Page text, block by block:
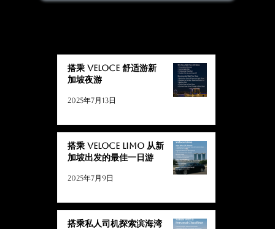
搭乘 Veloce 舒适游新
加坡夜游
2025年7月13日
搭乘 Veloce Limo 从新
加坡出发的最佳一日游
2025年7月9日
搭乘私人司机探索滨海湾